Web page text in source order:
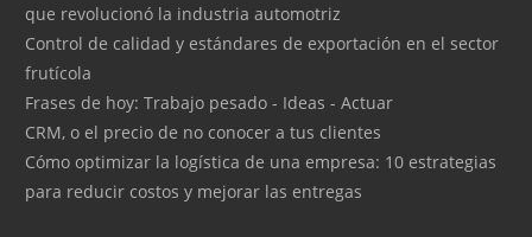
que revolucionó la industria automotriz
Control de calidad y estándares de exportación en el sector
frutícola
Frases de hoy: Trabajo pesado - Ideas - Actuar
CRM, o el precio de no conocer a tus clientes
Cómo optimizar la logística de una empresa: 10 estrategias
para reducir costos y mejorar las entregas